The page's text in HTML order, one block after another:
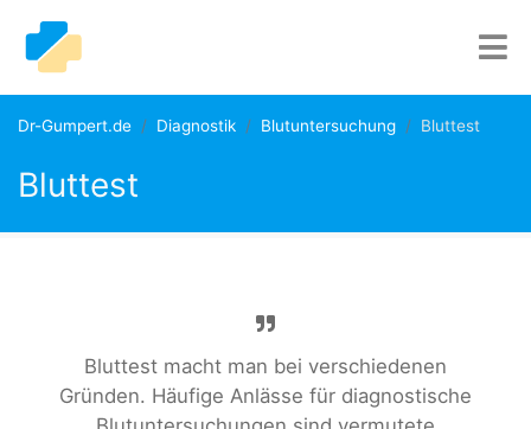
Dr-Gumpert.de Diagnostik Blutuntersuchung Bluttest
Bluttest
Bluttest macht man bei verschiedenen
Gründen. Häufige Anlässe für diagnostische